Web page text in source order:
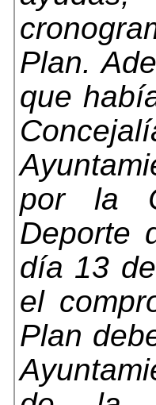
Plan.
que
por la
Deporte
día 13
el
Plan